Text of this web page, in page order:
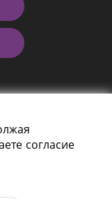
согласие